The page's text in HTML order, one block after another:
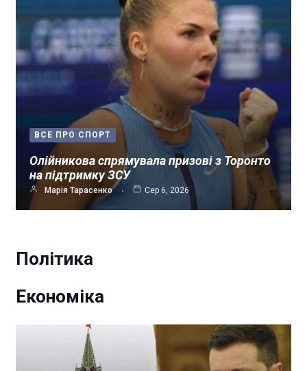
ВСЕ ПРО СПОРТ
Олійникова спрямувала призові з Торонто
на підтримку ЗСУ
Марія Тарасенко Сер 6, 2026
Політика
Економіка